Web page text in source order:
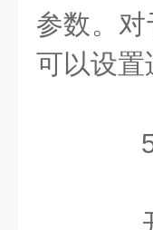
参数。
可以设置
5
开